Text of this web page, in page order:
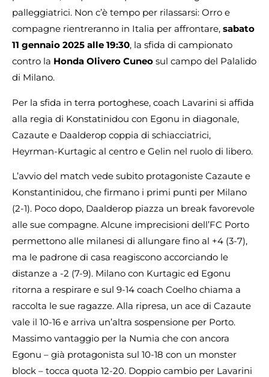
palleggiatrici. Non c’è tempo per rilassarsi: Orro e
compagne rientreranno in Italia per affrontare, sabato
11 gennaio 2025 alle 19:30, la sfida di campionato
contro la Honda Olivero Cuneo sul campo del Palalido
di Milano.
Per la sfida in terra portoghese, coach Lavarini si affida
alla regia di Konstatinidou con Egonu in diagonale,
Cazaute e Daalderop coppia di schiacciatrici,
Heyrman-Kurtagic al centro e Gelin nel ruolo di libero.
L’avvio del match vede subito protagoniste Cazaute e
Konstantinidou, che firmano i primi punti per Milano
(2-1). Poco dopo, Daalderop piazza un break favorevole
alle sue compagne. Alcune imprecisioni dell’FC Porto
permettono alle milanesi di allungare fino al +4 (3-7),
ma le padrone di casa reagiscono accorciando le
distanze a -2 (7-9). Milano con Kurtagic ed Egonu
ritorna a respirare e sul 9-14 coach Coelho chiama a
raccolta le sue ragazze. Alla ripresa, un ace di Cazaute
vale il 10-16 e arriva un’altra sospensione per Porto.
Massimo vantaggio per la Numia che con ancora
Egonu – già protagonista sul 10-18 con un monster
block – tocca quota 12-20. Doppio cambio per Lavarini